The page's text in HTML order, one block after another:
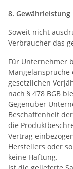
8.
Soweit nicht
Verbraucher das
Für Unternehmer
Mängelansprüche
gesetzlichen
nach § 478 BGB
Gegenüber
Beschaffenheit
die
Vertrag
Herstellers oder
keine Haftung.